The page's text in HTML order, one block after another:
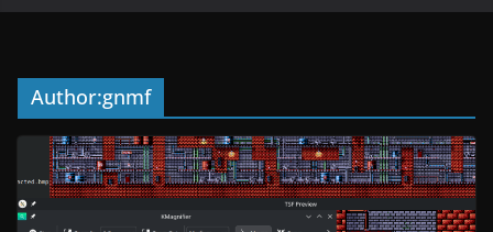
Author:gnmf